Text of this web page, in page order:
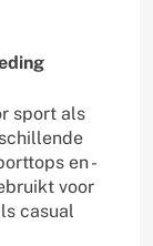
sport als
en -
voor
casual